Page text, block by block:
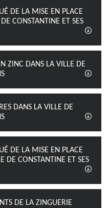
DE LA MISE EN PLACE
CONSTANTINE ET SES
ZINC DANS LA VILLE DE
DANS LA VILLE DE
DE LA MISE EN PLACE
DE CONSTANTINE ET SES
DE LA ZINGUERIE